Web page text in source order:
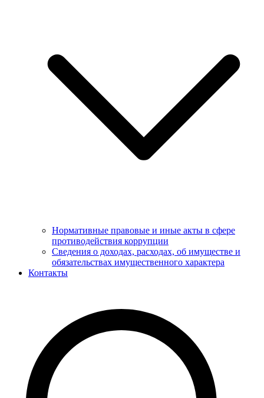
Нормативные правовые и иные акты в сфере
противодействия коррупции
Сведения о доходах, расходах, об имуществе и
обязательствах имущественного характера
Контакты